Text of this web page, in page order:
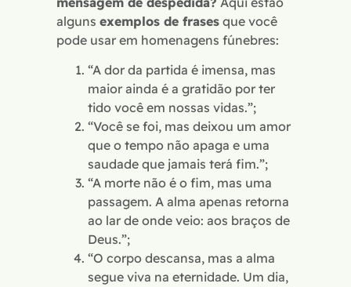
alguns exemplos de frases que você
pode usar em homenagens fúnebres:
“A dor da partida é imensa, mas
maior ainda é a gratidão por ter
tido você em nossas vidas.”;
“Você se foi, mas deixou um amor
que o tempo não apaga e uma
saudade que jamais terá fim.”;
“A morte não é o fim, mas uma
passagem. A alma apenas retorna
ao lar de onde veio: aos braços de
Deus.”;
“O corpo descansa, mas a alma
segue viva na eternidade. Um dia,